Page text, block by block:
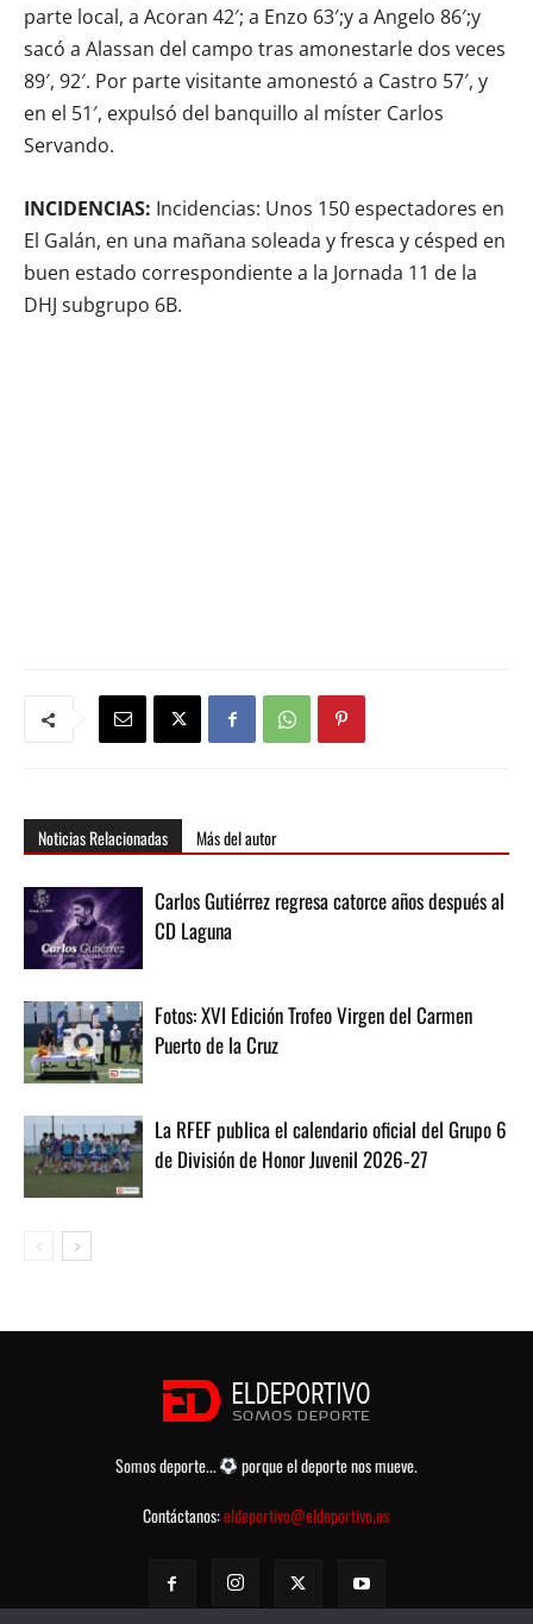
parte local, a Acoran 42′; a Enzo 63′;y a Angelo 86′;y
sacó a Alassan del campo tras amonestarle dos veces
89′, 92′. Por parte visitante amonestó a Castro 57′, y
en el 51′, expulsó del banquillo al míster Carlos
Servando.
INCIDENCIAS: Incidencias: Unos 150 espectadores en
El Galán, en una mañana soleada y fresca y césped en
buen estado correspondiente a la Jornada 11 de la
DHJ subgrupo 6B.
Noticias Relacionadas Más del autor
Carlos Gutiérrez regresa catorce años después al
CD Laguna
Fotos: XVI Edición Trofeo Virgen del Carmen
Puerto de la Cruz
La RFEF publica el calendario oficial del Grupo 6
de División de Honor Juvenil 2026‑27
Somos deporte...
porque el deporte nos mueve.
Contáctanos:eldeportivo@eldeportivo.es